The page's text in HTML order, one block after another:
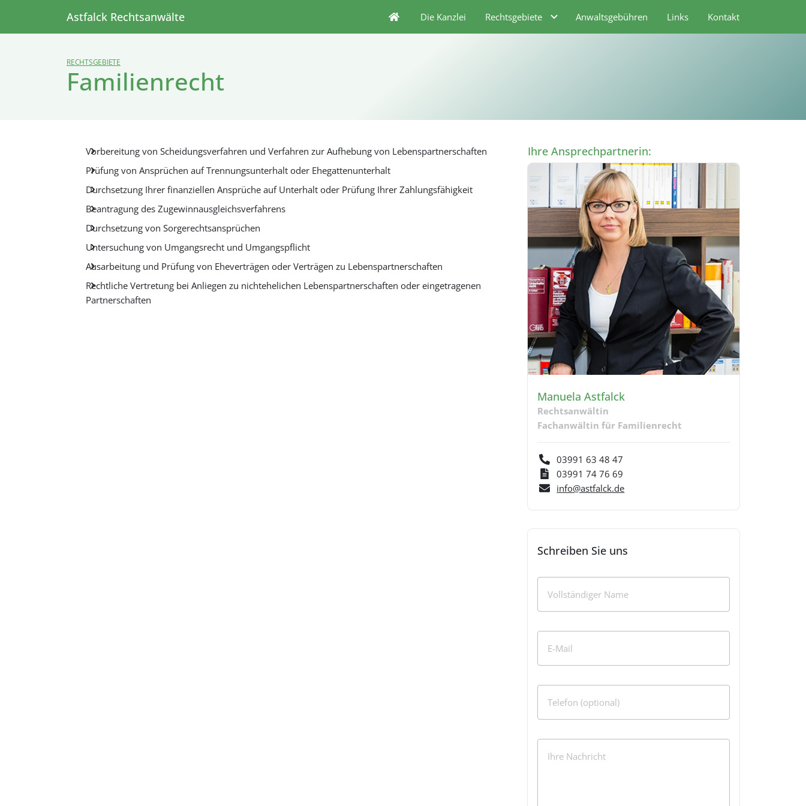
Astfalck Rechtsanwälte Die Kanzlei Rechtsgebiete Anwaltsgebühren Links Kontakt
RECHTSGEBIETE
Familienrecht
Vorbereitung von Scheidungsverfahren und Verfahren zur Aufhebung von Lebenspartnerschaften
Prüfung von Ansprüchen auf Trennungsunterhalt oder Ehegattenunterhalt
Durchsetzung Ihrer finanziellen Ansprüche auf Unterhalt oder Prüfung Ihrer Zahlungsfähigkeit
Beantragung des Zugewinnausgleichsverfahrens
Durchsetzung von Sorgerechtsansprüchen
Untersuchung von Umgangsrecht und Umgangspflicht
Ausarbeitung und Prüfung von Eheverträgen oder Verträgen zu Lebenspartnerschaften
Rechtliche Vertretung bei Anliegen zu nichtehelichen Lebenspartnerschaften oder eingetragenen
Partnerschaften
Ihre Ansprechpartnerin:
Manuela Astfalck
Rechtsanwältin
Fachanwältin für Familienrecht
03991 63 48 47
03991 74 76 69
info@astfalck.de
Schreiben Sie uns
Vollständiger Name
E-Mail
Telefon (optional)
Ihre Nachricht